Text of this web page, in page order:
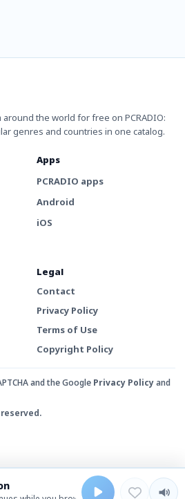
the world for free on PCRADIO:
genres and countries in one catalog.
Apps
PCRADIO apps
Android
iOS
Legal
Contact
Privacy Policy
Terms of Use
Copyright Policy
and the Google Privacy Policyand
reserved.